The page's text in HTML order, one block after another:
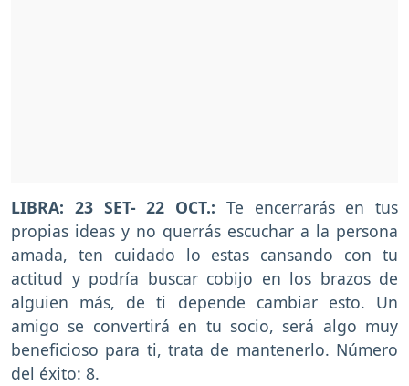
LIBRA: 23 SET- 22 OCT.: Te encerrarás en tus
propias ideas y no querrás escuchar a la persona
amada, ten cuidado lo estas cansando con tu
actitud y podría buscar cobijo en los brazos de
alguien más, de ti depende cambiar esto. Un
amigo se convertirá en tu socio, será algo muy
beneficioso para ti, trata de mantenerlo. Número
del éxito: 8.